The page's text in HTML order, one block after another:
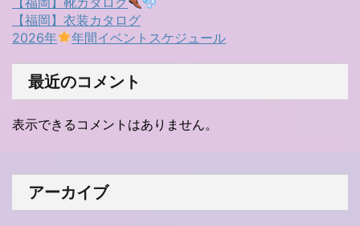
【福岡】衣装カタログ
2026年
年間イベントスケジュール
最近のコメント
表示できるコメントはありません。
アーカイブ